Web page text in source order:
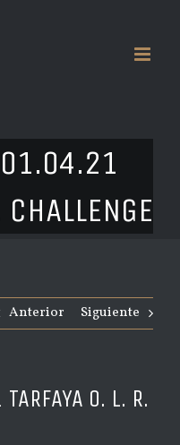
01.04.21
Anterior Siguiente
O. L. R.